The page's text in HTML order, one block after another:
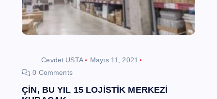
Cevdet USTA
Mayıs 11, 2021
0 Comments
ÇİN, BU YIL 15 LOJİSTİK MERKEZİ